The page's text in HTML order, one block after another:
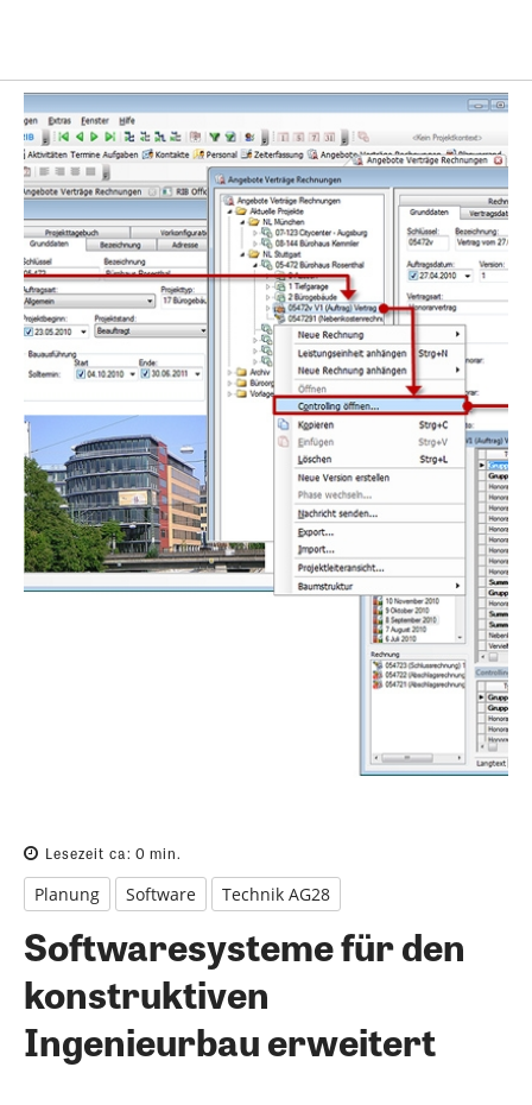
Lesezeit ca: 0 min.
Planung Software Technik AG28
Softwaresysteme für den
konstruktiven
Ingenieurbau erweitert